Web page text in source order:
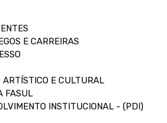
E CARREIRAS
ARTÍSTICO E CULTURAL
FASUL
INSTITUCIONAL - (PDI)